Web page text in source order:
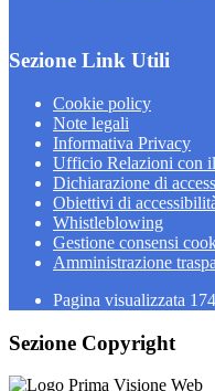
Sezione Link Utili
Cookie policy
Note legali
Informativa Privacy
Ufficio Relazioni con
Dichiarazione di
Obiettivi di
Whistleblowing
Gestione consensi
Amministrazione
Pagina visualizzata
Sezione Copyright